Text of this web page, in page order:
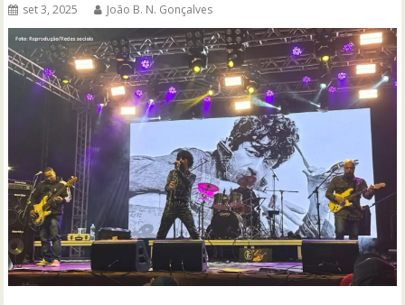
set 3, 2025 João B. N. Gonçalves